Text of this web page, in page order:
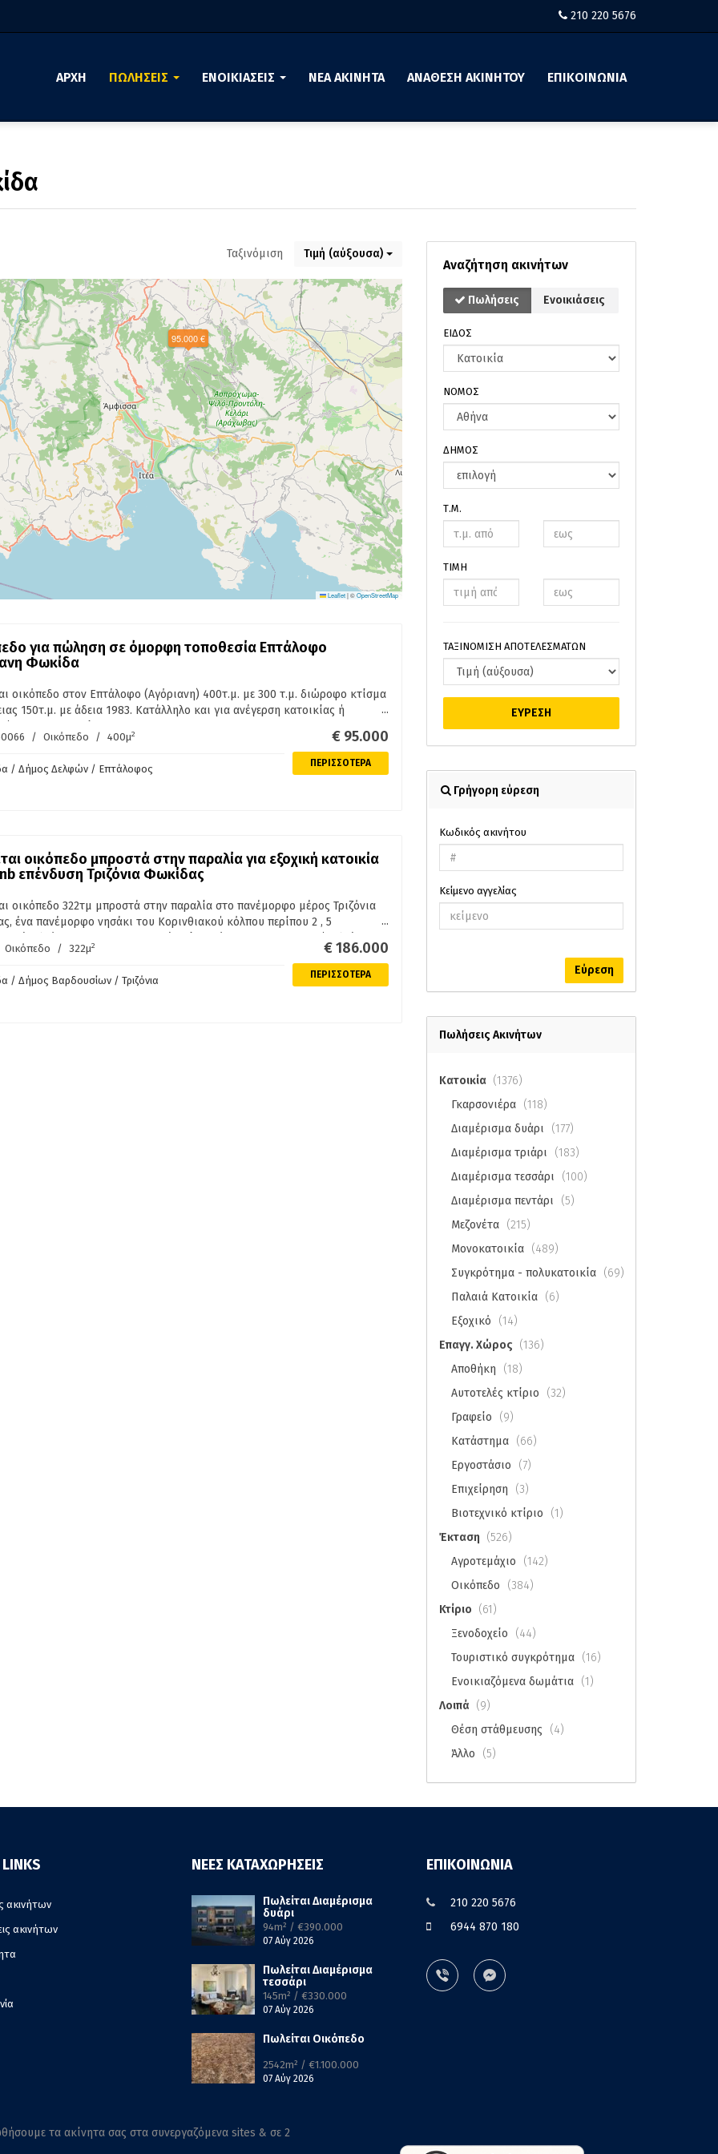
210 220 5676
ΑΡΧΗ ΠΩΛΗΣΕΙΣ ΕΝΟΙΚΙΑΣΕΙΣ ΝΕΑ ΑΚΙΝΗΤΑ ΑΝΑΘΕΣΗ ΑΚΙΝΗΤΟΥ ΕΠΙΚΟΙΝΩΝΙΑ
Ταξινόμιση Τιμή (αύξουσα)
95.000 €
Leaflet |©OpenStreetMap
για πώληση σε όμορφη τοποθεσία Επτάλοφο
Φωκίδα
οικόπεδο στον Επτάλοφο (Αγόριανη) 400τ.μ. με 300 τ.μ. διώροφο κτίσμα
150τ.μ. με άδεια 1983. Κατάλληλο και για ανέγερση κατοικίας ή
...
/ Οικόπεδο / 400μ2
/ Δήμος Δελφών / Επτάλοφος
€ 95.000
ΠΕΡΙΣΣΟΤΕΡΑ
οικόπεδο μπροστά στην παραλία για εξοχική κατοικία
επένδυση Τριζόνια Φωκίδας
οικόπεδο 322τμ μπροστά στην παραλία στο πανέμορφο μέρος Τριζόνια
ένα πανέμορφο νησάκι του Κορινθιακού κόλπου περίπου 2 , 5
, όμορφο τοπίο και πληθυσμό 40 κατοίκους και τουριστικά καταλύματα.
...
Οικόπεδο / 322μ2
/ Δήμος Βαρδουσίων / Τριζόνια
€ 186.000
ΠΕΡΙΣΣΟΤΕΡΑ
Αναζήτηση ακινήτων
Πωλήσεις Ενοικιάσεις
ΕΙΔΟΣ
ΝΟΜΟΣ
ΔΗΜΟΣ
Τ.Μ.
ΤΙΜΗ
ΤΑΞΙΝΟΜΙΣΗ ΑΠΟΤΕΛΕΣΜΑΤΩΝ
ΕΥΡΕΣΗ
Γρήγορη εύρεση
Κωδικός ακινήτου
Κείμενο αγγελίας
Εύρεση
Πωλήσεις Ακινήτων
Κατοικία (1376)
Γκαρσονιέρα (118)
Διαμέρισμα δυάρι
(177)
Διαμέρισμα τριάρι
(183)
Διαμέρισμα τεσσάρι
(100)
Διαμέρισμα πεντάρι
(5)
Μεζονέτα (215)
Μονοκατοικία (489)
Συγκρότημα - πολυκατοικία (69)
Παλαιά Κατοικία (6)
Εξοχικό
(14)
Επαγγ. Χώρος (136)
Αποθήκη
(18)
Αυτοτελές κτίριο
(32)
Γραφείο
(9)
Κατάστημα (66)
Εργοστάσιο
(7)
Επιχείρηση
(3)
Βιοτεχνικό κτίριο
(1)
Έκταση (526)
Αγροτεμάχιο
(142)
Οικόπεδο
(384)
Κτίριο (61)
Ξενοδοχείο
(44)
Τουριστικό συγκρότημα (16)
Ενοικιαζόμενα δωμάτια (1)
Λοιπά (9)
Θέση στάθμευσης
(4)
Άλλο
(5)
ακινήτων
ακινήτων
ΝΕΕΣ ΚΑΤΑΧΩΡΗΣΕΙΣ
Πωλείται Διαμέρισμα
δυάρι
94m² / €390.000
07 Αύγ 2026
Πωλείται Διαμέρισμα
τεσσάρι
145m² / €330.000
07 Αύγ 2026
Πωλείται Οικόπεδο
2542m² / €1.100.000
07 Αύγ 2026
ΕΠΙΚΟΙΝΩΝΙΑ
210 220 5676
6944 870 180
τα ακίνητα σας στα συνεργαζόμενα sites & σε 2